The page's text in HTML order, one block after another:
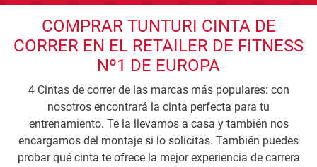
COMPRAR TUNTURI CINTA DE
CORRER EN EL RETAILER DE FITNESS
Nº1 DE EUROPA
4 Cintas de correr de las marcas más populares: con
nosotros encontrará la cinta perfecta para tu
entrenamiento. Te la llevamos a casa y también nos
encargamos del montaje si lo solicitas. También puedes
probar qué cinta te ofrece la mejor experiencia de carrera